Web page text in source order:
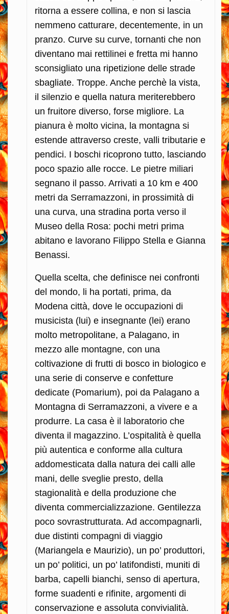
ritorna a essere collina, e non si lascia
nemmeno catturare, decentemente, in un
pranzo. Curve su curve, tornanti che non
diventano mai rettilinei e fretta mi hanno
sconsigliato una ripetizione delle strade
sbagliate. Troppe. Anche perchè la vista,
il silenzio e quella natura meriterebbero
un fruitore diverso, forse migliore. La
pianura è molto vicina, la montagna si
estende attraverso creste, valli tributarie e
pendici. I boschi ricoprono tutto, lasciando
poco spazio alle rocce. Le pietre miliari
segnano il passo. Arrivati a 10 km e 400
metri da Serramazzoni, in prossimità di
una curva, una stradina porta verso il
Museo della Rosa: pochi metri prima
abitano e lavorano Filippo Stella e Gianna
Benassi.
Quella scelta, che definisce nei confronti
del mondo, li ha portati, prima, da
Modena città, dove le occupazioni di
musicista (lui) e insegnante (lei) erano
molto metropolitane, a Palagano, in
mezzo alle montagne, con una
coltivazione di frutti di bosco in biologico e
una serie di conserve e confetture
dedicate (Pomarium), poi da Palagano a
Montagna di Serramazzoni, a vivere e a
produrre. La casa è il laboratorio che
diventa il magazzino. L’ospitalità è quella
più autentica e conforme alla cultura
addomesticata dalla natura dei calli alle
mani, delle sveglie presto, della
stagionalità e della produzione che
diventa commercializzazione. Gentilezza
poco sovrastrutturata. Ad accompagnarli,
due distinti compagni di viaggio
(Mariangela e Maurizio), un po’ produttori,
un po’ politici, un po’ latifondisti, muniti di
barba, capelli bianchi, senso di apertura,
forme suadenti e rifinite, argomenti di
conservazione e assoluta convivialità.